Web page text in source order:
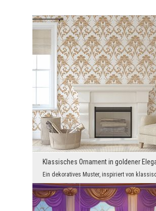
Klassisches Ornament in goldener